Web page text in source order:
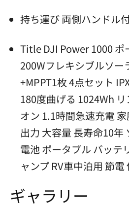
持ち運び 両側ハンドル
Title DJI Power 1000 ポ
200Wフレキシブルソー
+MPPT1枚 4点セット
180度曲げる 1024Wh
オン 1.1時間急速充電
出力 大容量 長寿命10年
電池 ポータブル バッテ
ャンプ RV車中泊用 節電
ギャラリー